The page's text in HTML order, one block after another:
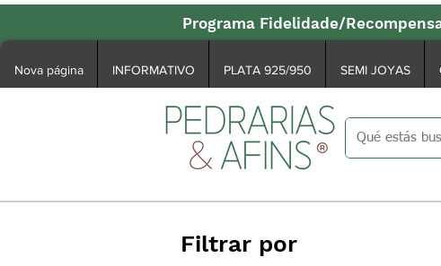
Programa Fidelidade/
Nova página INFORMATIVO PLATA 925/950 SEMI JOYAS
Filtrar por